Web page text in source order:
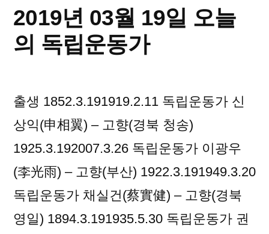
2019년 03월 19일 오늘
의 독립운동가
출생 1852.3.191919.2.11 독립운동가 신
상익(申相翼) – 고향(경북 청송)
1925.3.192007.3.26 독립운동가 이광우
(李光雨) – 고향(부산) 1922.3.191949.3.20
독립운동가 채실건(蔡實健) – 고향(경북
영일) 1894.3.191935.5.30 독립운동가 권